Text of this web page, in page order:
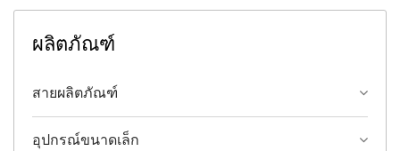
ผลิตภัณฑ์
สายผลิตภัณฑ์
อุปกรณ์ขนาดเล็ก